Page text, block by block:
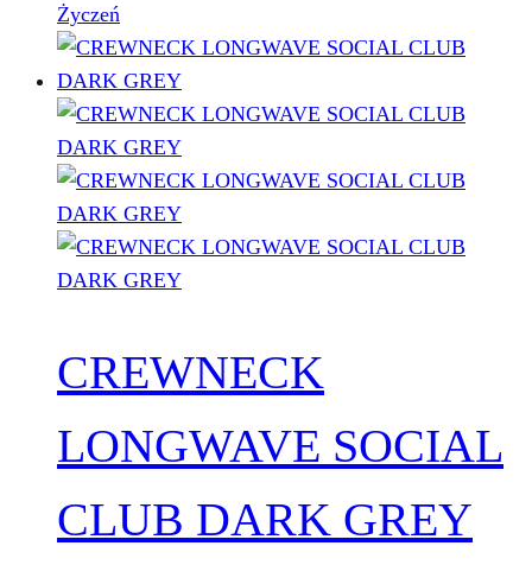
Życzeń
CREWNECK
LONGWAVE SOCIAL
CLUB DARK GREY